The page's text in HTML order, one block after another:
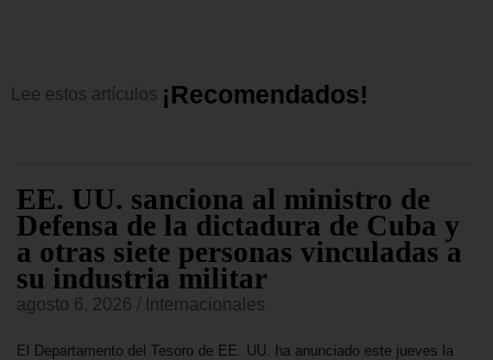
Lee estos artículos ¡Recomend ad os!
EE. UU. sanciona al ministro de
Defensa de la dictadura de Cuba y
a otras siete personas vinculadas a
su industria militar
agosto 6, 2026 Internacionales
El Departamento del Tesoro de EE. UU. ha anunciado este jueves la